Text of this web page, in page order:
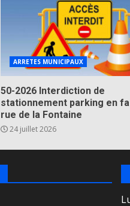
ARRETES MUNICIPAUX
50-2026 Interdiction de
stationnement parking en
rue de la Fontaine
24 juillet 2026